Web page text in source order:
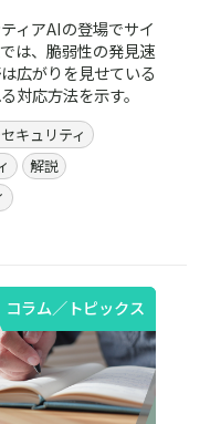
ィアAIの登場でサイ
は、脆弱性の発見速
広がりを見せている
対応方法を示す。
キュリティ
解説
コラム／トピックス